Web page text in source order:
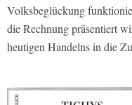
Volksbeglückung
die Rechnung präsentiert
heutigen Handelns in die